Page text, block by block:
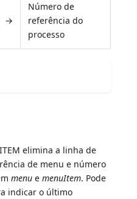
→
Número de
referência do
processo
elimina a linha de
de menu e número
menu emenuItem. Pode
indicar o último